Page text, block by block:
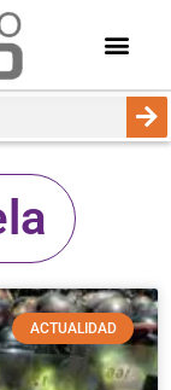
ACTUALIDAD